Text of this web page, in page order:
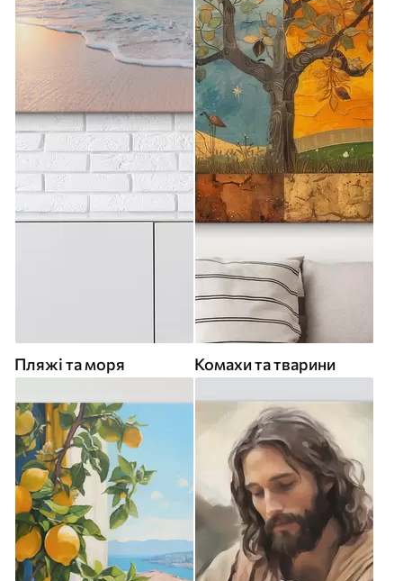
Пляжі та моря Комахи та тварини